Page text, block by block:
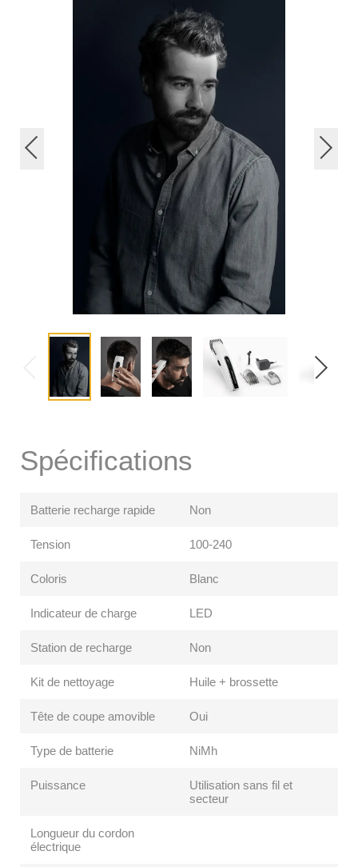
Spécifications
Batterie recharge rapide Non
Tension 100-240
Coloris Blanc
Indicateur de charge LED
Station de recharge Non
Kit de nettoyage Huile + brossette
Tête de coupe amovible Oui
Type de batterie NiMh
Puissance
Utilisation sans fil et
secteur
Longueur du cordon
électrique